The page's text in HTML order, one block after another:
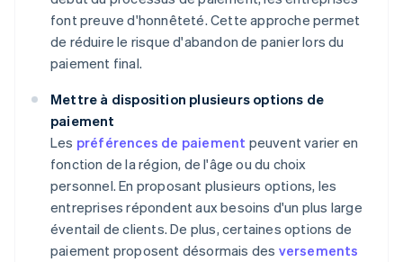
font preuve d'honnêteté. Cette approche permet
de réduire le risque d'abandon de panier lors du
paiement final.
Mettre à disposition plusieurs options de
paiement
Les préférences de paiement peuvent varier en
fonction de la région, de l'âge ou du choix
personnel. En proposant plusieurs options, les
entreprises répondent aux besoins d'un plus large
éventail de clients. De plus, certaines options de
paiement proposent désormais des versements